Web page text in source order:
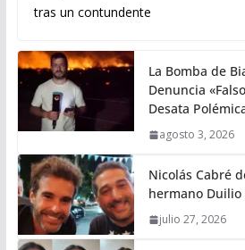
tras un contundente
La Bomba de
Denuncia
Desata
agosto 3, 2026
Nicolás Cabré
hermano Duilio
julio 27, 2026